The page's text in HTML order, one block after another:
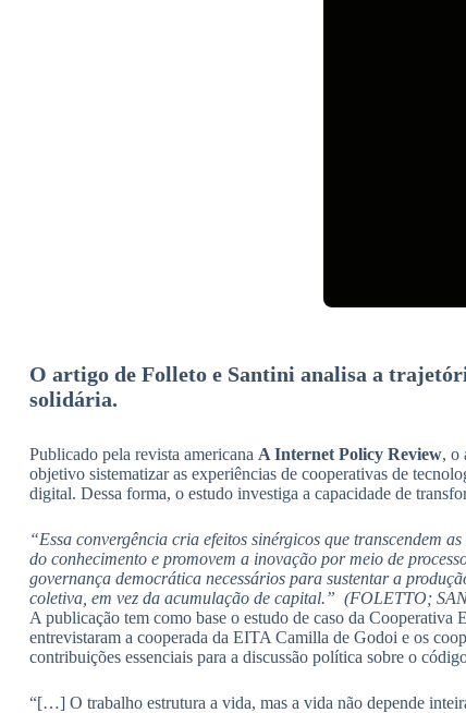
O artigo de Folleto e Santini analisa a
solidária.
Publicado pela revista americana A Internet Policy Review, o
objetivo sistematizar as experiências de cooperativas de
digital. Dessa forma, o estudo investiga a capacidade de
“Essa convergência cria efeitos sinérgicos que transcendem
do conhecimento e promovem a inovação por meio de
governança democrática necessários para sustentar a
coletiva, em vez da acumulação de capital.” (FOLETTO;
A publicação tem como base o estudo de caso da
entrevistaram a cooperada da EITA Camilla de Godoi e os
contribuições essenciais para a discussão política sobre o
“[…] O trabalho estrutura a vida, mas a vida não depende